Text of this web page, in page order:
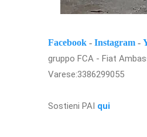
Facebook - Instagram -
gruppo FCA - Fiat
Varese:3386299055
Sostieni PAI qui